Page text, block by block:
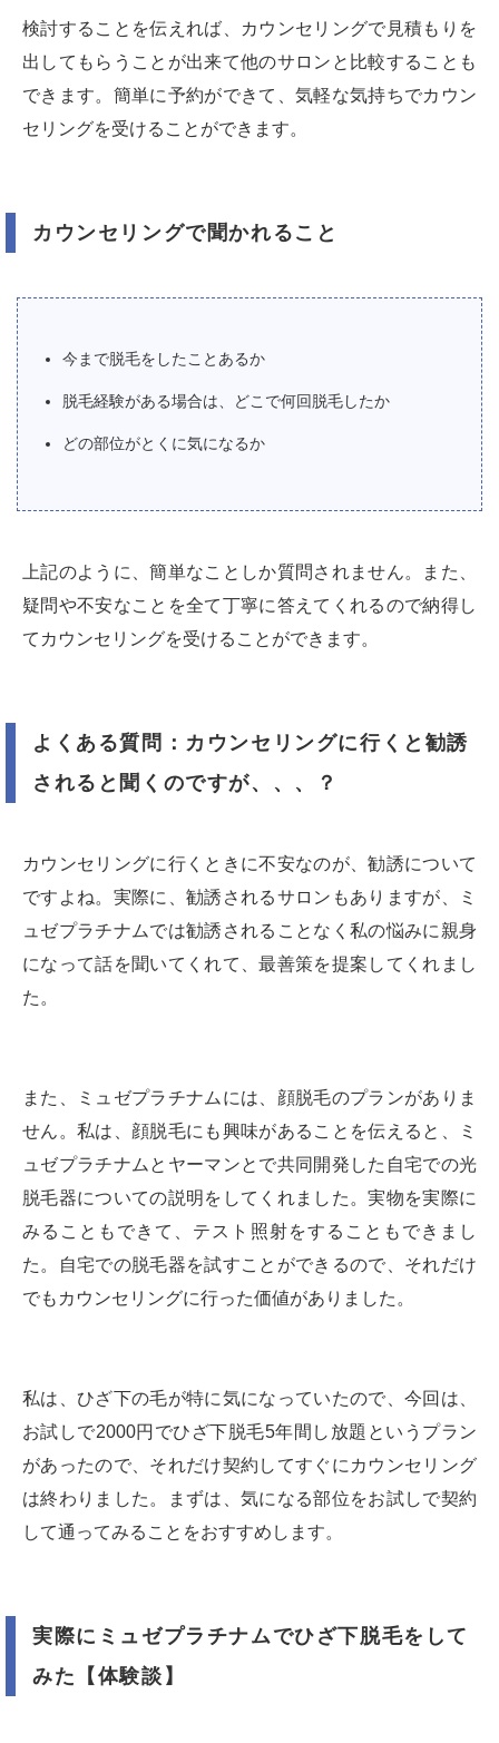
検討することを伝えれば、カウンセリングで見積もりを
出してもらうことが出来て他のサロンと比較することも
できます。簡単に予約ができて、気軽な気持ちでカウン
セリングを受けることができます。
カウンセリングで聞かれること
今まで脱毛をしたことあるか
脱毛経験がある場合は、どこで何回脱毛したか
どの部位がとくに気になるか
上記のように、簡単なことしか質問されません。また、
疑問や不安なことを全て丁寧に答えてくれるので納得し
てカウンセリングを受けることができます。
よくある質問：カウンセリングに行くと勧誘
されると聞くのですが、、、？
カウンセリングに行くときに不安なのが、勧誘について
ですよね。実際に、勧誘されるサロンもありますが、ミ
ュゼプラチナムでは勧誘されることなく私の悩みに親身
になって話を聞いてくれて、最善策を提案してくれまし
た。
また、ミュゼプラチナムには、顔脱毛のプランがありま
せん。私は、顔脱毛にも興味があることを伝えると、ミ
ュゼプラチナムとヤーマンとで共同開発した自宅での光
脱毛器についての説明をしてくれました。実物を実際に
みることもできて、テスト照射をすることもできまし
た。自宅での脱毛器を試すことができるので、それだけ
でもカウンセリングに行った価値がありました。
私は、ひざ下の毛が特に気になっていたので、今回は、
お試しで2000円でひざ下脱毛5年間し放題というプラン
があったので、それだけ契約してすぐにカウンセリング
は終わりました。まずは、気になる部位をお試しで契約
して通ってみることをおすすめします。
実際にミュゼプラチナムでひざ下脱毛をして
みた【体験談】